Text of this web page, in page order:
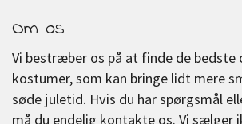
Om os
Vi bestræber os på at finde de bedste
kostumer, som kan bringe lidt mere
søde juletid. Hvis du har spørgsmål
må du endelig kontakte os. Vi sælger